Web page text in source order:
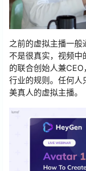
之前的虚拟主播一
不是很真实，视频
的联合创始人兼
行业的规则。任何人
美真人的虚拟主播。